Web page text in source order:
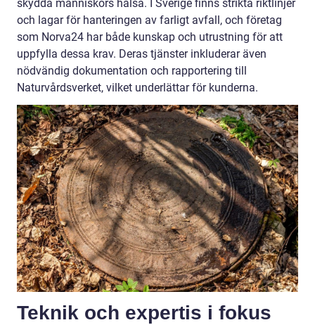
skydda människors hälsa. I Sverige finns strikta riktlinjer
och lagar för hanteringen av farligt avfall, och företag
som Norva24 har både kunskap och utrustning för att
uppfylla dessa krav. Deras tjänster inkluderar även
nödvändig dokumentation och rapportering till
Naturvårdsverket, vilket underlättar för kunderna.
Teknik och expertis i fokus